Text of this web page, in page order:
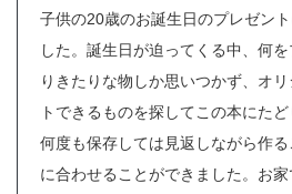
子供の20歳のお誕生日のプレゼン
した。誕生日が迫ってくる中、何
りきたりな物しか思いつかず、オ
トできるものを探してこの本にた
何度も保存しては見返しながら作
に合わせることができました。お